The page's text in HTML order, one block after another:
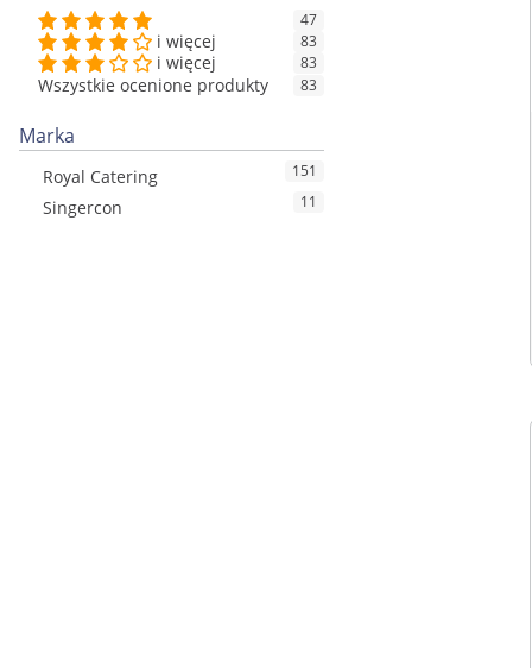
47
i więcej 83
i więcej 83
Wszystkie ocenione produkty 83
Marka
Royal Catering 151
Singercon 11